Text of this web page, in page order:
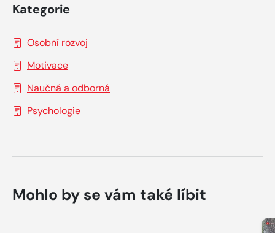
Kategorie
Osobní rozvoj
Motivace
Naučná a odborná
Psychologie
Mohlo by se vám také líbit